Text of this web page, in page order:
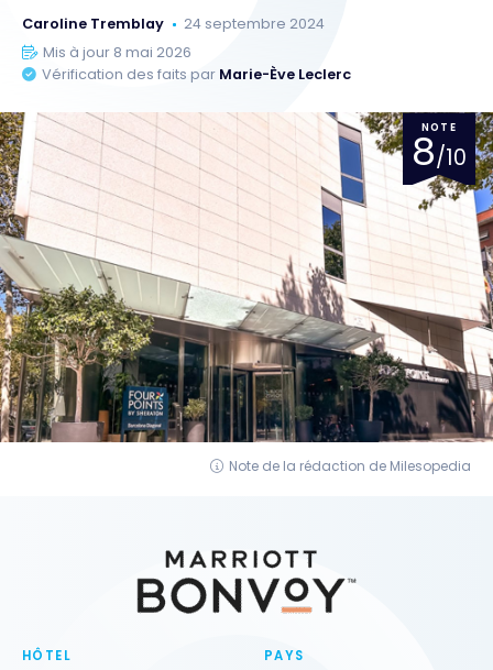
Caroline Tremblay
24 septembre 2024
Mis à jour 8 mai 2026
Vérification des faits par Marie-Ève Leclerc
NOTE
8/10
Note de la rédaction de Milesopedia
HÔTEL PAYS